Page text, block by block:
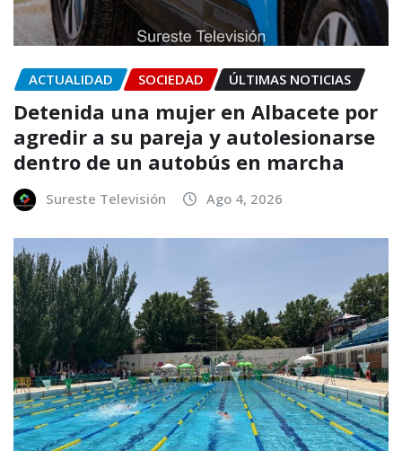
ACTUALIDAD SOCIEDAD ÚLTIMAS NOTICIAS
Detenida una mujer en Albacete por
agredir a su pareja y autolesionarse
dentro de un autobús en marcha
Sureste Televisión Ago 4, 2026